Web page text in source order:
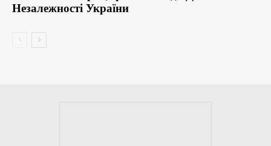
Незалежності України